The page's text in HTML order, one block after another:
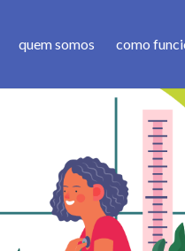
quem somos como